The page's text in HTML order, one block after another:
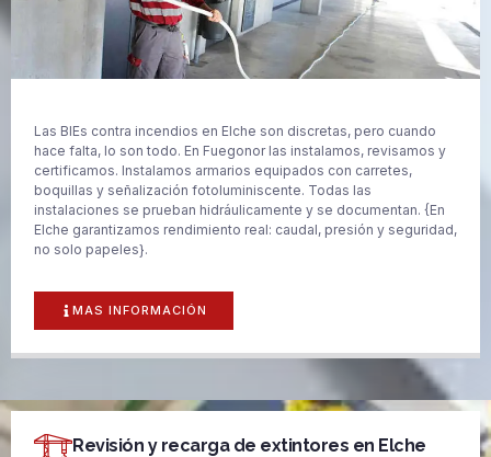
Las BIEs contra incendios en Elche son discretas, pero cuando
hace falta, lo son todo. En Fuegonor las instalamos, revisamos y
certificamos. Instalamos armarios equipados con carretes,
boquillas y señalización fotoluminiscente. Todas las
instalaciones se prueban hidráulicamente y se documentan. {En
Elche garantizamos rendimiento real: caudal, presión y seguridad,
no solo papeles}.
MAS INFORMACIÓN
Revisión y recarga de extintores en Elche